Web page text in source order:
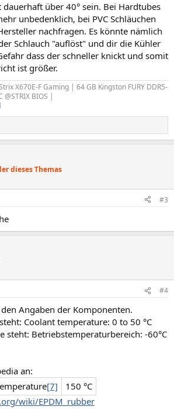
über 40° sein. Bei Hardtubes
unbedenklich, bei PVC Schläuchen
nachfragen. Es könnte nämlich
Schlauch "auflöst" und dir die Kühler
dass der schneller knickt und somit
ist größer.
X670E-F Gaming | 64 GB Kingston FURY DDR5-
BIOS |
dieses Themas
#3
#4
Angaben der Komponenten.
Coolant temperature: 0 to 50 °C
steht: Betriebstemperaturbereich: -60°C
an:
[7]
150 °C
wiki/EPDM_rubber